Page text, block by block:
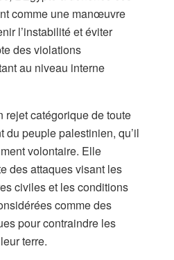
comme une manœuvre
l’instabilité et éviter
des violations
au niveau interne
rejet catégorique de toute
du peuple palestinien, qu’il
volontaire. Elle
des attaques visant les
civiles et les conditions
comme des
pour contraindre les
terre.